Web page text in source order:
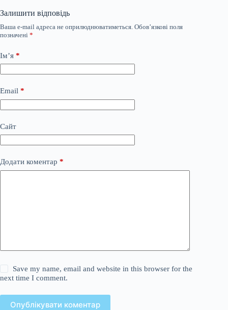
Залишити відповідь
Ваша e-mail адреса не оприлюднюватиметься. Обов’язкові поля
позначені *
Ім’я *
Email *
Сайт
Додати коментар *
Save my name, email and website in this browser for the
next time I comment.
Опублікувати коментар